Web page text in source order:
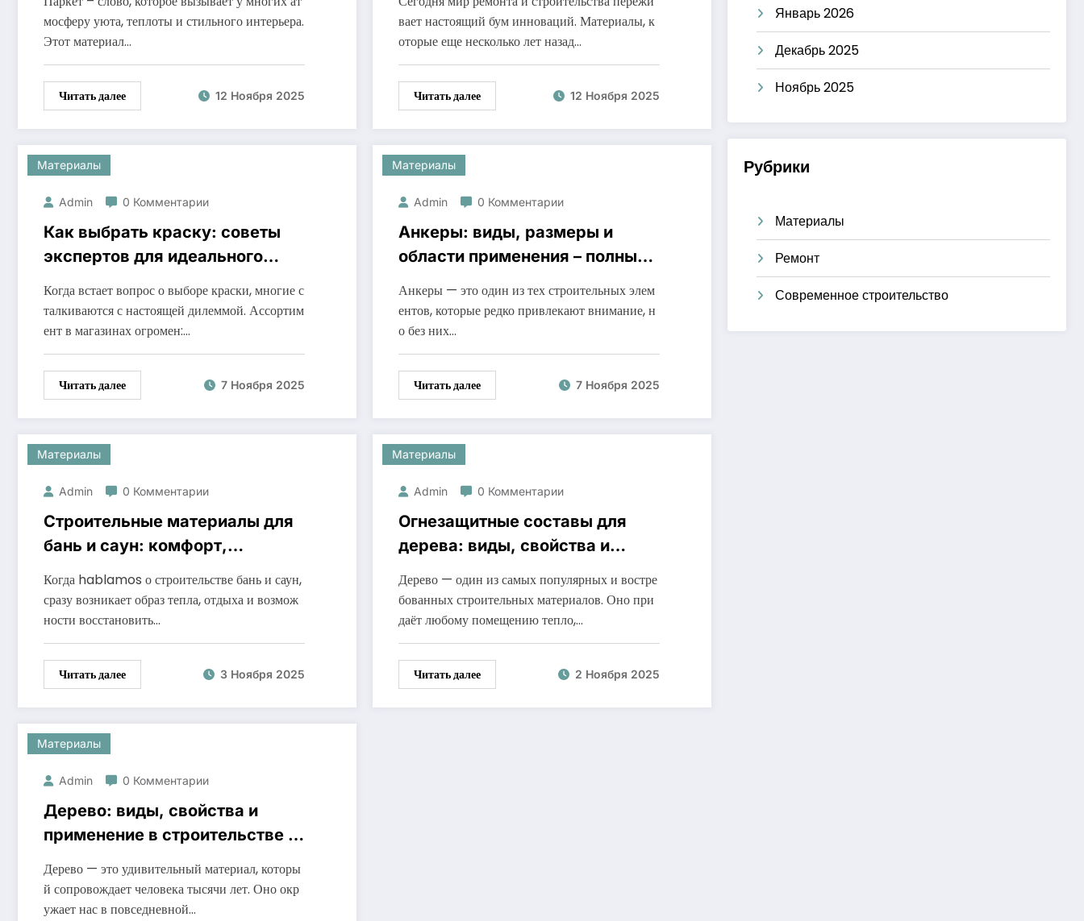
мосферу уюта, теплоты и стильного интерьера.
Этот материал…
Читать далее 12 Ноября 2025
вает настоящий бум инноваций. Материалы, к
оторые еще несколько лет назад…
Читать далее 12 Ноября 2025
Материалы
Admin 0 Комментарии
Как выбрать краску: советы
экспертов для идеального
Когда встает вопрос о выборе краски, многие с
талкиваются с настоящей дилеммой. Ассортим
ент в магазинах огромен:…
Читать далее 7 Ноября 2025
Материалы
Admin 0 Комментарии
Анкеры: виды, размеры и
области применения – полный
Анкеры — это один из тех строительных элем
ентов, которые редко привлекают внимание, н
о без них…
Читать далее 7 Ноября 2025
Материалы
Admin 0 Комментарии
Строительные материалы для
бань и саун: комфорт,
здоровье и отдых
Когда hablamos о строительстве бань и саун,
сразу возникает образ тепла, отдыха и возмож
ности восстановить…
Читать далее 3 Ноября 2025
Материалы
Admin 0 Комментарии
Огнезащитные составы для
дерева: виды, свойства и
Дерево — один из самых популярных и востре
бованных строительных материалов. Оно при
даёт любому помещению тепло,…
Читать далее 2 Ноября 2025
Материалы
Admin 0 Комментарии
Дерево: виды, свойства и
применение в строительстве и
Дерево — это удивительный материал, которы
й сопровождает человека тысячи лет. Оно окр
ужает нас в повседневной…
Январь 2026
Декабрь 2025
Ноябрь 2025
Рубрики
Материалы
Ремонт
Современное строительство